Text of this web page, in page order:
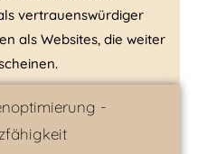
ver­trau­enswürdiger
als Websites, die weiter